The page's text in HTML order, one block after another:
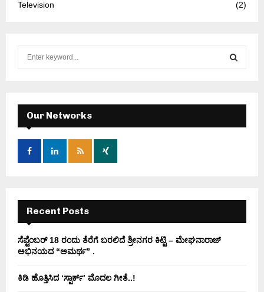
Television
(2)
f
o
:
E
A
H
Our Networks
Recent Posts
ಸೆಪ್ಟೆಂಬರ್ 18 ರಂದು ತೆರೆಗೆ ಬರಲಿದೆ ಶ್ರೀನಗರ ಕಿಟ್ಟಿ – ಮೇಘನಾರಾಜ್
ಅಭಿನಯದ “ಅಮರ್ಥ” .
ಕಿಡಿ‌‌ ಹೊತ್ತಿಸಿದ ‘ಸ್ಪಾರ್ಕ್’ ಮೊದಲ‌ ಗೀತೆ..!